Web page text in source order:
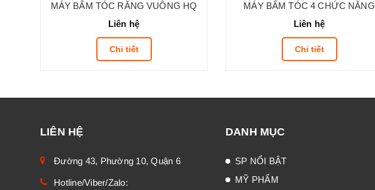
MÁY BẤM TÓC RĂNG VUÔNG HQ
Liên hệ
Chi tiết
MÁY BẤM TÓC 4 CHỨC NĂNG
Liên hệ
Chi tiết
LIÊN HỆ
Đường 43, Phường 10, Quận 6
Hotline/Viber/Zalo:
DANH MỤC
SP NỔI BẬT
MỸ PHẨM